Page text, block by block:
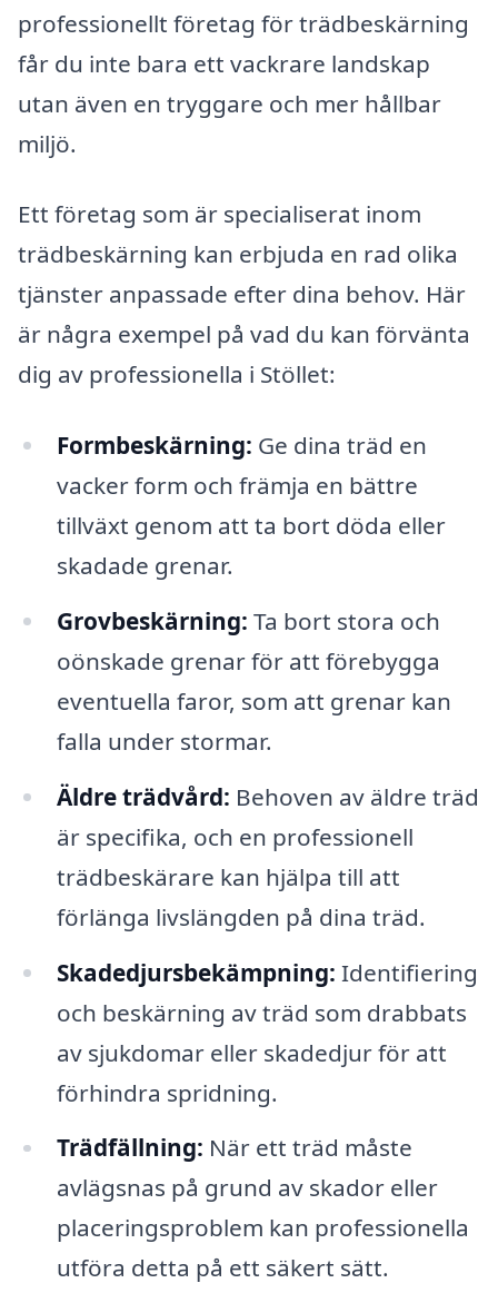
professionellt företag för trädbeskärning
får du inte bara ett vackrare landskap
utan även en tryggare och mer hållbar
miljö.
Ett företag som är specialiserat inom
trädbeskärning kan erbjuda en rad olika
tjänster anpassade efter dina behov. Här
är några exempel på vad du kan förvänta
dig av professionella i Stöllet:
Formbeskärning: Ge dina träd en
vacker form och främja en bättre
tillväxt genom att ta bort döda eller
skadade grenar.
Grovbeskärning: Ta bort stora och
oönskade grenar för att förebygga
eventuella faror, som att grenar kan
falla under stormar.
Äldre trädvård: Behoven av äldre träd
är specifika, och en professionell
trädbeskärare kan hjälpa till att
förlänga livslängden på dina träd.
Skadedjursbekämpning: Identifiering
och beskärning av träd som drabbats
av sjukdomar eller skadedjur för att
förhindra spridning.
Trädfällning: När ett träd måste
avlägsnas på grund av skador eller
placeringsproblem kan professionella
utföra detta på ett säkert sätt.